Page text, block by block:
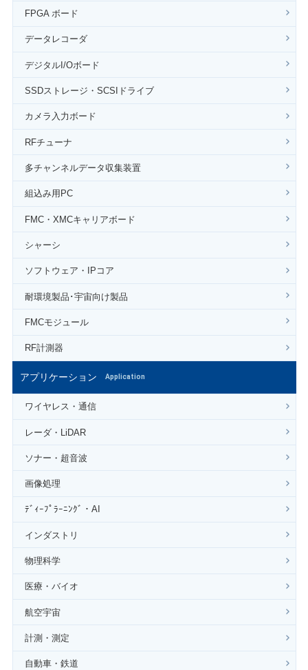
FPGA ボード
データレコーダ
デジタルI/Oボード
SSDストレージ・SCSIドライブ
カメラ入力ボード
RFチューナ
多チャンネルデータ収集装置
組込み用PC
FMC・XMCキャリアボード
シャーシ
ソフトウェア・IPコア
耐環境製品･宇宙向け製品
FMCモジュール
RF計測器
アプリケーション Application
ワイヤレス・通信
レーダ・LiDAR
ソナー・超音波
画像処理
ﾃﾞｨｰﾌﾟﾗｰﾆﾝｸﾞ・AI
インダストリ
物理科学
医療・バイオ
航空宇宙
計測・測定
自動車・鉄道